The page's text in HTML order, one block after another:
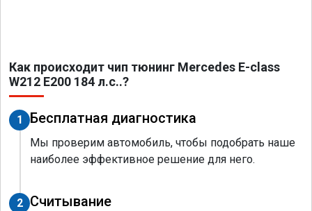
Как происходит чип тюнинг Mercedes E-class
W212 E200 184 л.с..?
1 Бесплатная диагностика
Мы проверим автомобиль, чтобы подобрать наше
наиболее эффективное решение для него.
2 Считывание